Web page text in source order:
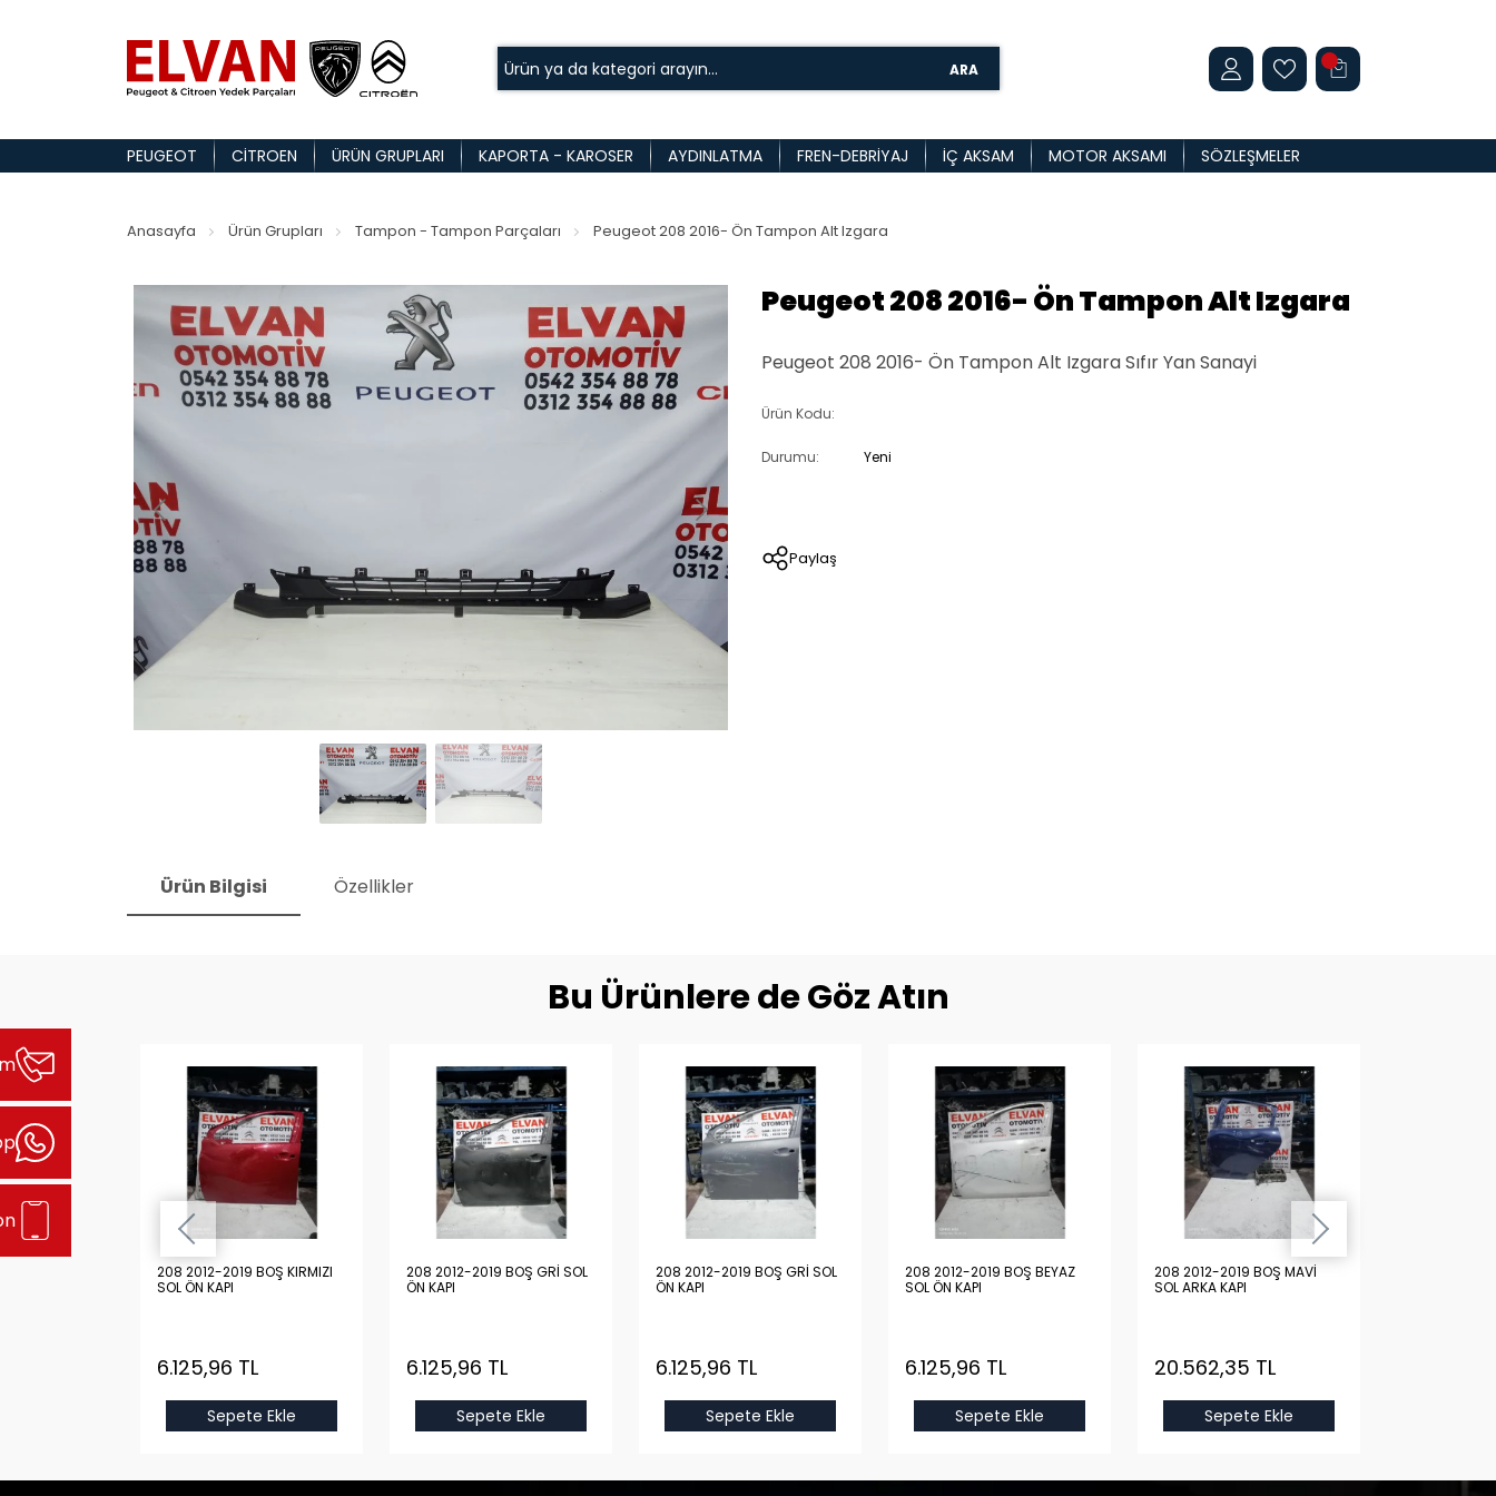
ARA
PEUGEOT CITROEN ÜRÜN GRUPLARI KAPORTA - KAROSER AYDINLATMA FREN-DEBRIYAJ İÇ AKSAM MOTOR AKSAMI SÖZLEŞMELER
Anasayfa Ürün Grupları Tampon - Tampon Parçaları Peugeot 208 2016- Ön Tampon Alt Izgara
Peugeot 208 2016- Ön Tampon Alt Izgara
Peugeot 208 2016- Ön Tampon Alt Izgara Sıfır Yan Sanayi
Ürün Kodu:
Durumu: Yeni
Paylaş
Ürün Bilgisi Özellikler
Bu Ürünlere de Göz Atın
208 2012-2019 BOŞ KIRMIZI
SOL ÖN KAPI
6.125,96 TL
Sepete Ekle
208 2012-2019 BOŞ GRİ SOL
ÖN KAPI
6.125,96 TL
Sepete Ekle
208 2012-2019 BOŞ GRİ SOL
ÖN KAPI
6.125,96 TL
Sepete Ekle
208 2012-2019 BOŞ BEYAZ
SOL ÖN KAPI
6.125,96 TL
Sepete Ekle
208 2012-2019 BOŞ MAVİ
SOL ARKA KAPI
20.562,35 TL
Sepete Ekle